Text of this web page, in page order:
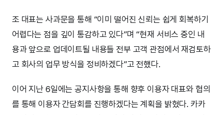
조 대표는 사과문을 통해 “이미 떨어진 신뢰는 쉽게 회복하기
어렵다는 점을 깊이 통감하고 있다”며 “현재 서비스 중인 내
용과 앞으로 업데이트될 내용들 전부 고객 관점에서 재검토하
고 회사의 업무 방식을 정비하겠다”고 전했다.
이어 지난 6일에는 공지사항을 통해 향후 이용자 대표와 협의
를 통해 이용자 간담회를 진행하겠다는 계획을 밝혔다. 카카